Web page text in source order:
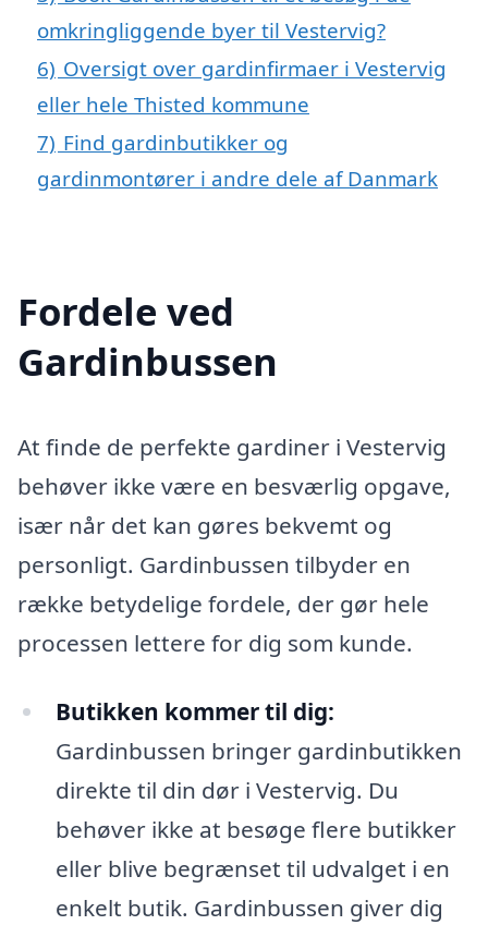
omkringliggende byer til Vestervig?
6) Oversigt over gardinfirmaer i Vestervig
eller hele Thisted kommune
7) Find gardinbutikker og
gardinmontører i andre dele af Danmark
Fordele ved
Gardinbussen
At finde de perfekte gardiner i Vestervig
behøver ikke være en besværlig opgave,
især når det kan gøres bekvemt og
personligt. Gardinbussen tilbyder en
række betydelige fordele, der gør hele
processen lettere for dig som kunde.
Butikken kommer til dig:
Gardinbussen bringer gardinbutikken
direkte til din dør i Vestervig. Du
behøver ikke at besøge flere butikker
eller blive begrænset til udvalget i en
enkelt butik. Gardinbussen giver dig